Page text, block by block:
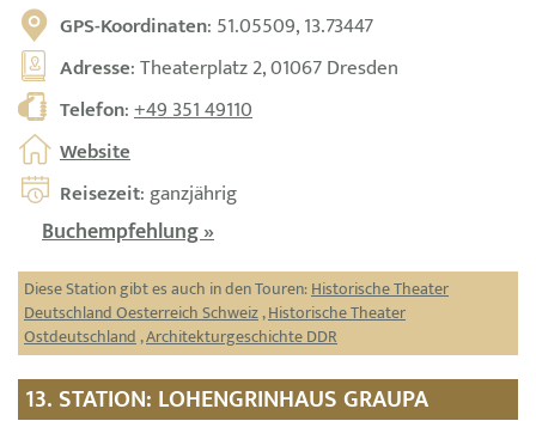
GPS-Koordinaten: 51.05509, 13.73447
Adresse: Theaterplatz 2, 01067 Dresden
Telefon:+49 351 49110
Website
Reisezeit: ganzjährig
Buchempfehlung »
Diese Station gibt es auch in den Touren:Historische Theater
Deutschland Oesterreich Schweiz,Historische Theater
Ostdeutschland,Architekturgeschichte DDR
13. STATION: LOHENGRINHAUS GRAUPA